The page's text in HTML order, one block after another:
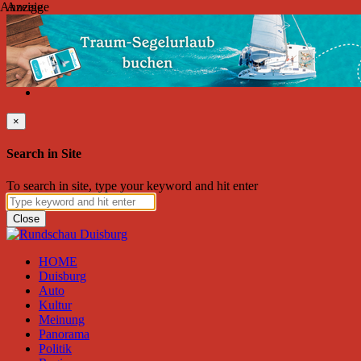
Donnerstag, August 06, 2026
Friend on Facebook Follow on Twitter Subscribe to RSS
Search
×
Search in Site
To search in site, type your keyword and hit enter
Close
HOME
Duisburg
Auto
Kultur
Meinung
Panorama
Politik
Anzeige
Anzeige